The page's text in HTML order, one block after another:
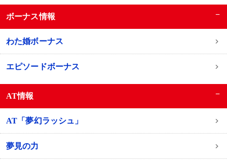
ボーナス情報 −
わた婚ボーナス
エピソードボーナス
AT情報 −
AT「夢幻ラッシュ」
夢見の力